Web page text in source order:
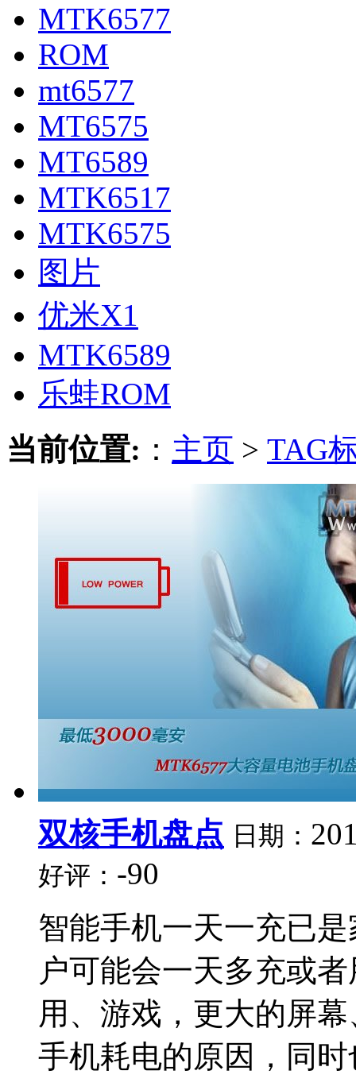
MTK6577
ROM
mt6577
MT6575
MT6589
MTK6517
MTK6575
图片
优米X1
MTK6589
乐蛙ROM
当前位置: ： 主页 > TAG
双核手机盘点 日期：
好评： -90
智能手机一天一充已
户可能会一天多充或
用、游戏，更大的屏
手机耗电的原因，同时